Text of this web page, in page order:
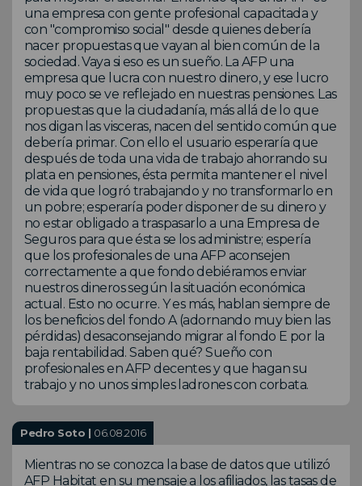
una empresa con gente profesional capacitada y
con "compromiso social" desde quienes debería
nacer propuestas que vayan al bien común de la
sociedad. Vaya si eso es un sueño. La AFP una
empresa que lucra con nuestro dinero, y ese lucro
muy poco se ve reflejado en nuestras pensiones. Las
propuestas que la ciudadanía, más allá de lo que
nos digan las visceras, nacen del sentido común que
debería primar. Con ello el usuario esperaría que
después de toda una vida de trabajo ahorrando su
plata en pensiones, ésta permita mantener el nivel
de vida que logró trabajando y no transformarlo en
un pobre; esperaría poder disponer de su dinero y
no estar obligado a traspasarlo a una Empresa de
Seguros para que ésta se los administre; espería
que los profesionales de una AFP aconsejen
correctamente a que fondo debiéramos enviar
nuestros dineros según la situación económica
actual. Esto no ocurre. Y es más, hablan siempre de
los beneficios del fondo A (adornando muy bien las
pérdidas) desaconsejando migrar al fondo E por la
baja rentabilidad. Saben qué? Sueño con
profesionales en AFP decentes y que hagan su
trabajo y no unos simples ladrones con corbata.
Pedro Soto | 06.08.2016
Mientras no se conozca la base de datos que utilizó
AFP Habitat en su mensaje a los afiliados, las tasas de